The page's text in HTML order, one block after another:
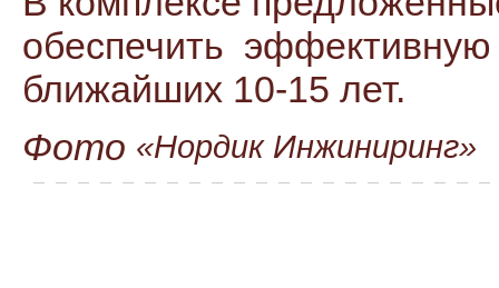
обеспечить
ближайших 10-15 лет.
Фото «Нордик Инжиниринг»